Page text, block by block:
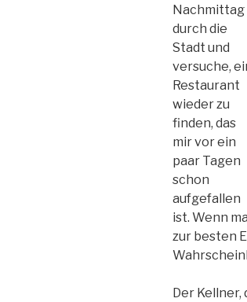
Nachmittag
durch die
Stadt und
versuche,
Restaurant
wieder zu
finden, das
mir vor ein
paar Tagen
schon
aufgefallen
ist. Wenn
zur besten
Der